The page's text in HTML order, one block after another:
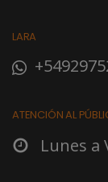
LARA
ATENCIÓN AL
Lunes a